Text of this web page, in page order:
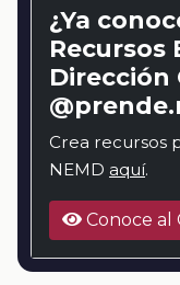
¿Ya
Recursos
Dirección
Crea recursos
NEMD aquí.
Conoce al